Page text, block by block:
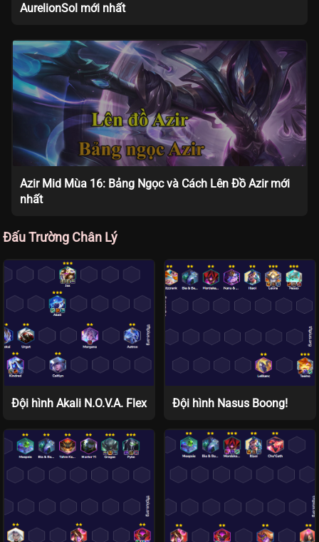
AurelionSol mới nhất
Azir Mid Mùa 16: Bảng Ngọc và Cách Lên Đồ Azir mới
nhất
Đấu Trường Chân Lý
Đội hình Akali N.O.V.A. Flex Đội hình Nasus Boong!